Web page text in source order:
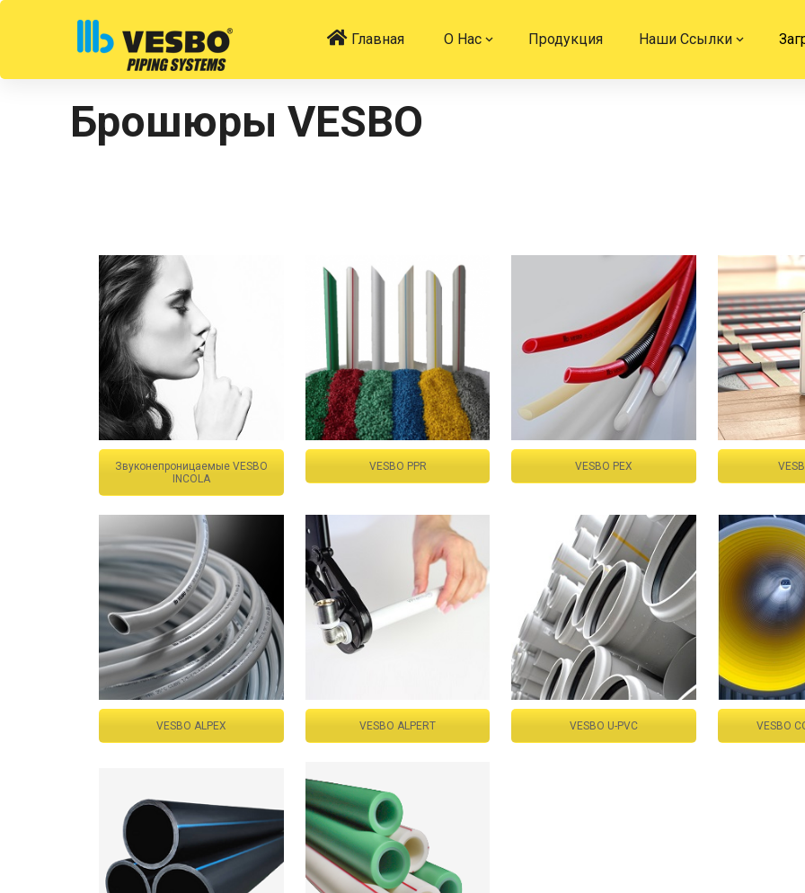
Главная О Нас Продукция Наши Ссылки
Брошюры VESBO
Звуконепроницаемые VESBO
INCOLA
VESBO PPR VESBO PEX
VESBO ALPEX VESBO ALPERT VESBO U-PVC VESBO